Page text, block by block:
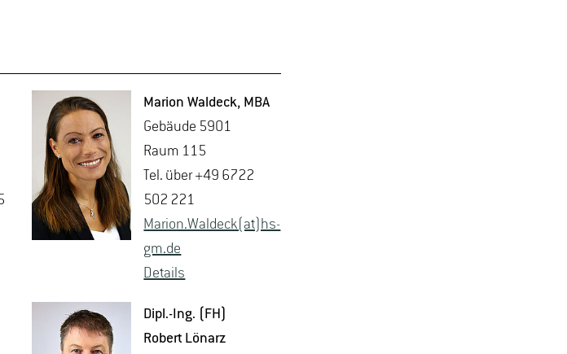
Ma­ri­on Wal­deck, MBA
Ge­bäu­de 5901
Raum 115
Tel. über +49 6722
502 221
Ma­ri­on.Wal­deck(at)hs-​
gm.​de
De­tails
Dipl.-Ing. (FH)
Ro­bert Lö­n­arz